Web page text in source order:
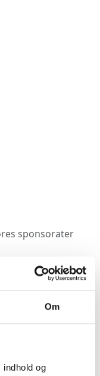
Om
og
sponsorater
sport og
hvad, vi støtter
Robin-Hood-